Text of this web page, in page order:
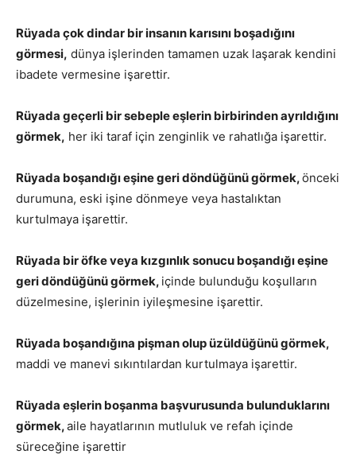
Rüyada çok dindar bir insanın karısını boşadığını
görmesi, dünya işlerinden tamamen uzak laşarak kendini
ibadete vermesine işarettir.
Rüyada geçerli bir sebeple eşlerin birbirinden ayrıldığını
görmek, her iki taraf için zenginlik ve rahatlığa işarettir.
Rüyada boşandığı eşine geri döndüğünü görmek,önceki
durumuna, eski işine dönmeye veya hastalıktan
kurtulmaya işarettir.
Rüyada bir öfke veya kızgınlık sonucu boşandığı eşine
geri döndüğünü görmek, içinde bulunduğu koşulların
düzelmesine, işlerinin iyileşmesine işarettir.
Rüyada boşandığına pişman olup üzüldüğünü görmek,
maddi ve manevi sıkıntılardan kurtulmaya işarettir.
Rüyada eşlerin boşanma başvurusunda bulunduklarını
görmek,aile hayatlarının mutluluk ve refah içinde
süreceğine işarettir